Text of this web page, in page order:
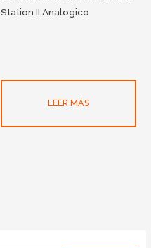
Station II Analogico
LEER MÁS